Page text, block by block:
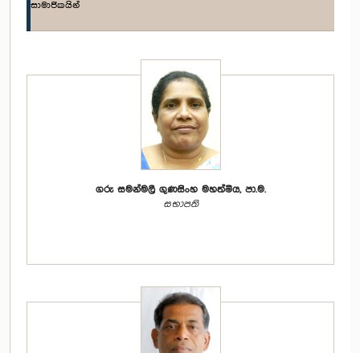
සාමාජිකයින්
ගරු සමන්මලී ගුණසිංහ මහත්මිය, පා.ම.
සභාපති